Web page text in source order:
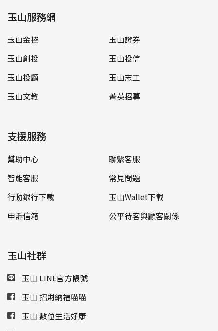
玉山服務網
玉山金控
玉山證券
玉山創投
玉山投信
玉山投顧
玉山志工
玉山文教
菁英招募
支援服務
幫助中心
聯繫客服
智能客服
常見問題
行動銀行下載
玉山Wallet下載
申訴信箱
公平待客與顧客關係
玉山社群
玉山 LINE官方帳號
玉山 招財納福喵喵
玉山 數位生活好康